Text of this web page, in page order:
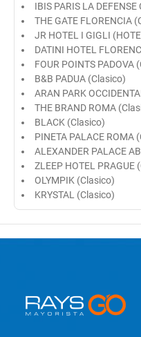
IBIS PARIS LA
THE GATE FLORENCIA
JR HOTEL I GIGLI
DATINI HOTEL
FOUR POINTS PADOVA
B&B PADUA (Clasico)
ARAN PARK
THE BRAND ROMA
BLACK (Clasico)
PINETA PALACE ROMA
ALEXANDER PALACE
ZLEEP HOTEL PRAGUE
OLYMPIK (Clasico)
KRYSTAL (Clasico)